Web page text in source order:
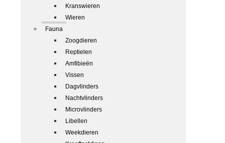
Kranswieren
Wieren
Fauna
Zoogdieren
Reptielen
Amfibieën
Vissen
Dagvlinders
Nachtvlinders
Microvlinders
Libellen
Weekdieren